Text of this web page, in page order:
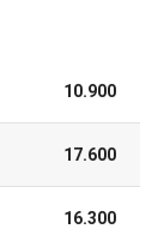
10.900
17.600
16.300